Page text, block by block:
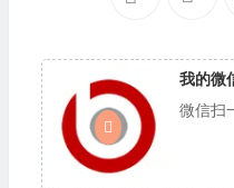
我的微
微信扫